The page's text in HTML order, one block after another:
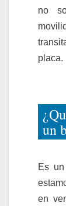
no
placa.
un
Es
en